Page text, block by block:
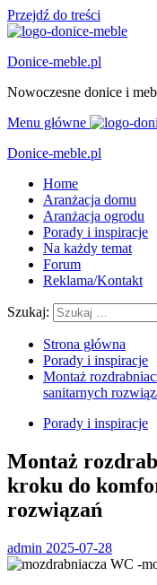
Przejdź do treści
Donice-meble.pl
Nowoczesne donice i
Menu główne
Donice-meble.pl
Home
Aranżacja domu
Aranżacja ogrodu
Porady i inspiracje
Na każdy temat
Forum
Reklama/Kontakt
Szukaj:
Strona główna
Porady i inspiracje
Montaż
sanitarnych
Porady i inspiracje
Montaż
kroku do
rozwiązań
admin 2025-07-28